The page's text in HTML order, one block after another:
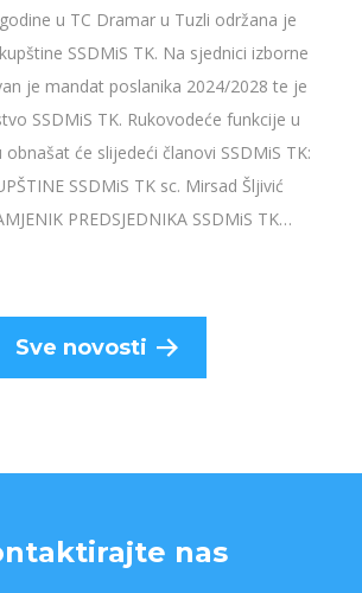
u TC Dramar u Tuzli održana je
SSDMiS TK. Na sjednici izborne
je mandat poslanika 2024/2028 te je
SSDMiS TK. Rukovodeće funkcije u
će slijedeći članovi SSDMiS TK:
SSDMiS TK sc. Mirsad Šljivić
PREDSJEDNIKA SSDMiS TK…
Sve novosti
nas